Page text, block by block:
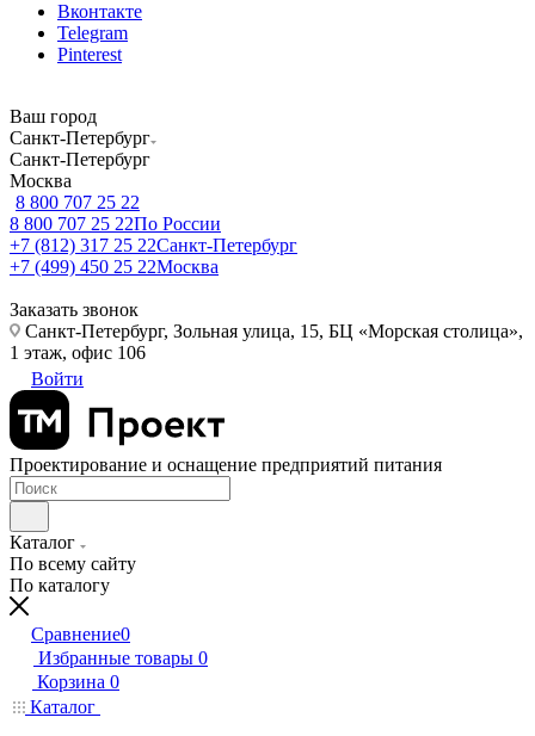
Вконтакте
Telegram
Pinterest
Ваш город
Санкт-Петербург
Санкт-Петербург
Москва
8 800 707 25 22
8 800 707 25 22По России
+7 (812) 317 25 22Санкт-Петербург
+7 (499) 450 25 22Москва
Заказать звонок
Санкт-Петербург, Зольная улица, 15, БЦ «Морская столица»,
1 этаж, офис 106
Войти
Проектирование и оснащение предприятий питания
Каталог
По всему сайту
По каталогу
Сравнение0
Избранные товары 0
Корзина 0
Каталог